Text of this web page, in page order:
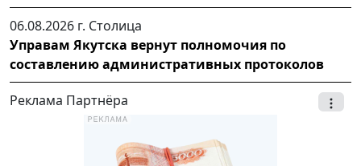
06.08.2026 г. Столица
Управам Якутска вернут полномочия по
составлению административных протоколов
Реклама Партнёра